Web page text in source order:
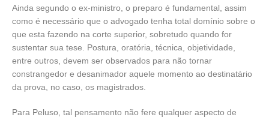
Ainda segundo o ex-ministro, o preparo é fundamental, assim
como é necessário que o advogado tenha total domínio sobre o
que esta fazendo na corte superior, sobretudo quando for
sustentar sua tese. Postura, oratória, técnica, objetividade,
entre outros, devem ser observados para não tornar
constrangedor e desanimador aquele momento ao destinatário
da prova, no caso, os magistrados.
Para Peluso, tal pensamento não fere qualquer aspecto de